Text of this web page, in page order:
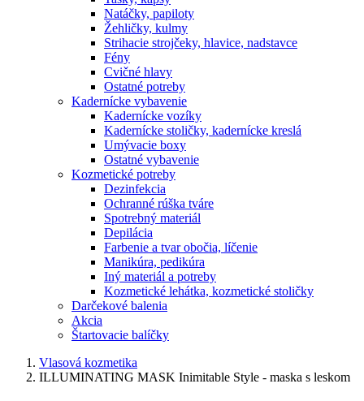
Natáčky, papiloty
Žehličky, kulmy
Strihacie strojčeky, hlavice, nadstavce
Fény
Cvičné hlavy
Ostatné potreby
Kadernícke vybavenie
Kadernícke vozíky
Kadernícke stoličky, kadernícke kreslá
Umývacie boxy
Ostatné vybavenie
Kozmetické potreby
Dezinfekcia
Ochranné rúška tváre
Spotrebný materiál
Depilácia
Farbenie a tvar obočia, líčenie
Manikúra, pedikúra
Iný materiál a potreby
Kozmetické lehátka, kozmetické stoličky
Darčekové balenia
Akcia
Štartovacie balíčky
Vlasová kozmetika
ILLUMINATING MASK Inimitable Style - maska s leskom